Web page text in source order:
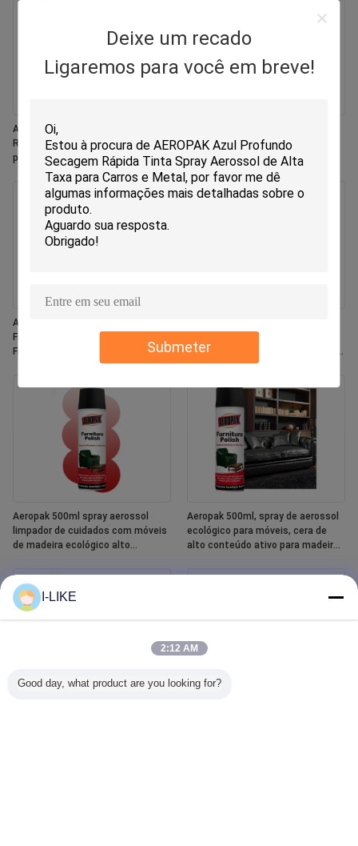
Deixe um recado
Ligaremos para você em breve!
Submeter
Aeropak 330ml Aerossol Ecológico
Rose Scent Spray Ambientador
para Casa e Carro Uso Interno de
Longa Duração
Scent Use Eficaz Eliminador de
Odor Durável Eco-Friendly Pet-
Safer Child-Safer Air Freshener
Aeropak 330 ml Aerosol Fresco
Fragrância Jasmim Espray Air
Freshener
Multi-Surface Residue-Free Quick-
Dry Cleaning Spray
Aeropak 500ml spray aerossol
limpador de cuidados com móveis
de madeira ecológico alto
essencial polonês de madeira
Aeropak 500ml, spray de aerossol
ecológico para móveis, cera de
alto conteúdo ativo para madeira,
arranhões e rachaduras
I-LIKE
2:12 AM
Good day, what product are you looking for?